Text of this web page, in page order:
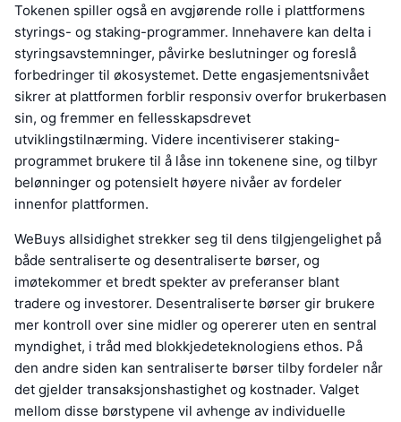
Tokenen spiller også en avgjørende rolle i plattformens
styrings- og staking-programmer. Innehavere kan delta i
styringsavstemninger, påvirke beslutninger og foreslå
forbedringer til økosystemet. Dette engasjementsnivået
sikrer at plattformen forblir responsiv overfor brukerbasen
sin, og fremmer en fellesskapsdrevet
utviklingstilnærming. Videre incentiviserer staking-
programmet brukere til å låse inn tokenene sine, og tilbyr
belønninger og potensielt høyere nivåer av fordeler
innenfor plattformen.
WeBuys allsidighet strekker seg til dens tilgjengelighet på
både sentraliserte og desentraliserte børser, og
imøtekommer et bredt spekter av preferanser blant
tradere og investorer. Desentraliserte børser gir brukere
mer kontroll over sine midler og opererer uten en sentral
myndighet, i tråd med blokkjedeteknologiens ethos. På
den andre siden kan sentraliserte børser tilby fordeler når
det gjelder transaksjonshastighet og kostnader. Valget
mellom disse børstypene vil avhenge av individuelle